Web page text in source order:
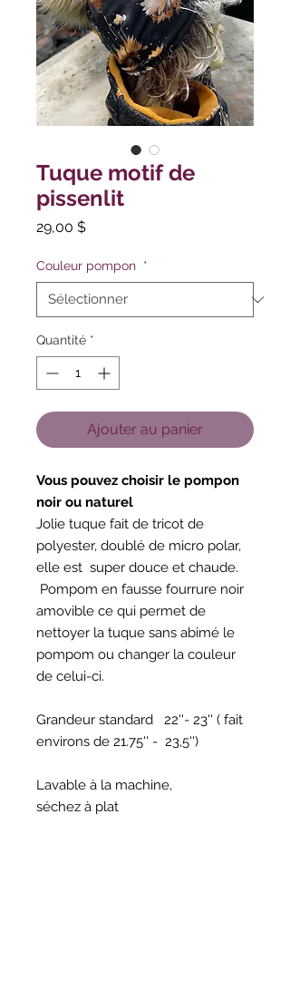
Tuque motif de
pissenlit
29,00 $Prix
Couleur pompon *
Quantité *
Ajouter au panier
Vous pouvez choisir le pompon
noir ou naturel
Jolie tuque fait de tricot de
polyester, doublé de micro polar,
elle est super douce et chaude.
Pompom en fausse fourrure noir
amovible ce qui permet de
nettoyer la tuque sans abimé le
pompom ou changer la couleur
de celui-ci.
Grandeur standard 22''- 23'' ( fait
environs de 21.75'' - 23,5'')
Lavable à la machine,
séchez à plat